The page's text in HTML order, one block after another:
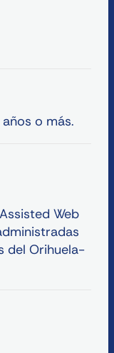
o más.
Web
del Orihuela-